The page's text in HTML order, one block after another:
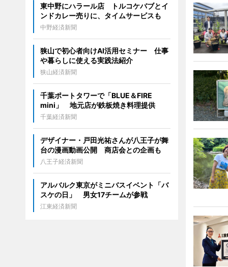
東中野にハラール店 トルコケバブとイ
ンドカレー売りに、タイムサービスも
中野経済新聞
狭山で初心者向けAI活用セミナー 仕事
や暮らしに使える実践法紹介
狭山経済新聞
千葉ポートタワーで「BLUE＆FIRE
mini」 地元店が鉄板焼き料理提供
千葉経済新聞
デザイナー・戸田光祐さんが八王子が舞
台の漫画動画公開 商店会との企画も
八王子経済新聞
アルバルク東京がミニバスイベント「バ
スケの日」 男女17チームが参戦
江東経済新聞